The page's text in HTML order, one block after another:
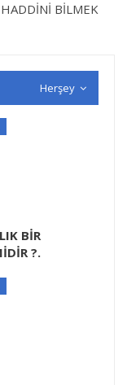
HADDİNİ BİLMEK
Herşey
BİR
?.